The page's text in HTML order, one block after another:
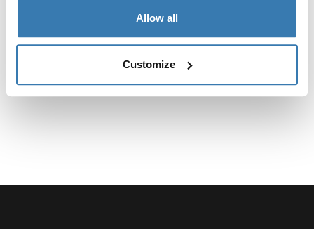
Allow all
Customize
Todas las características
Toggle techspec
Especificaciones técnicas